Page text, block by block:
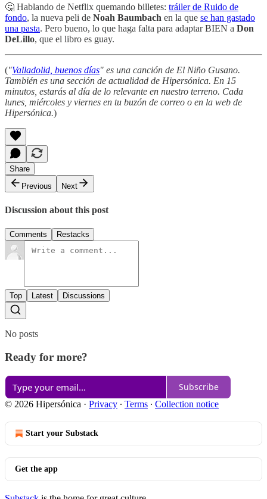
🤔 Hablando de Netflix quemando billetes: tráiler de Ruido de
fondo, la nueva peli de Noah Baumbach en la que se han gastado
una pasta. Pero bueno, lo que haga falta para adaptar BIEN a Don
DeLillo, que el libro es guay.
("Valladolid, buenos días" es una canción de El Niño Gusano.
También es una sección de actualidad de Hipersónica. En 15
minutos, estarás al día de lo relevante en nuestro terreno. Cada
lunes, miércoles y viernes en tu buzón de correo o en la web de
Hipersónica.)
Share
Previous
Next
Discussion about this post
Comments Restacks
Top Latest Discussions
No posts
Ready for more?
Subscribe
© 2026 Hipersónica · Privacy ∙ Terms ∙ Collection notice
Start your Substack
Get the app